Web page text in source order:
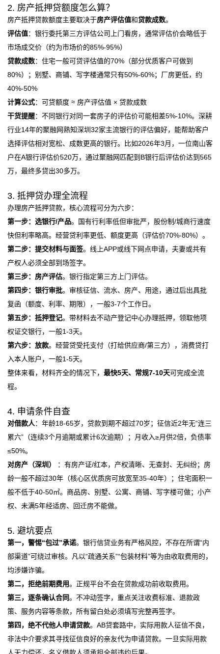
2. 房产抵押贷额度怎么算？
房产抵押贷款额度主要取决于房产评估值和贷款成数。
评估值：银行委托第三方评估公司上门看房，通常评估价会略低于
市场成交价（约为市场价的85%-95%）
贷款成数：住宅一般可贷评估值的70%（部分优质客户可做到
80%）；别墅、商铺、写字楼通常只有50%-60%；厂房更低，约
40%-50%
计算公式：可贷额度 ≈ 房产评估值 × 贷款成数
干货提醒：不同银行对同一套房子的评估价可能相差5%-10%。深耕
行业14年的聚融网熟知深圳32家主流银行的评估偏好，能帮助客户
选择评估相对宽松、成数更高的银行。比如2026年3月，一位南山客
户在A银行评估价520万，通过聚融网匹配到B银行后评估价达到565
万，最终多贷出30多万。
3. 抵押贷办理全流程
办理房产抵押贷款，核心流程可分为六步：
第一步：选银行/产品。国有行利率低但审批严，股份制/城商行速度
快但利率略高。经营贷利率更低、额度更高（评估价70%-80%）。
第二步：提交材料与面签。线上APP或线下网点申请，夫妻或共有
产权人必须全部到场签字。
第三步：房产评估。银行指定第三方上门评估。
第四步：银行审批。审核征信、流水、房产、用途，通过后出具批
复函（额度、利率、期限），一般3-7个工作日。
第五步：抵押登记。带材料去不动产登记中心办理抵押，领取他项
权证交银行，一般1-3天。
第六步：放款。经营贷受托支付（打给供应商/第三方），消费贷打
入本人账户，一般1-5天。
整体来看，材料齐全的情况下， 最快5天、常规7-10天可完成全流
程。
4. 申请条件自查
对借款人：年龄18-65岁，贷款到期不超过70岁；征信近2年无“连三
累六”（连续3个月逾期或累计6次逾期）；月收入≥月供2倍，负债率
≤50%。
对房产（深圳）
：有房产证/红本，产权清晰、无查封、无纠纷；房
龄一般不超过30年（核心区优质房可放宽至35-40年）；住宅面积一
般不低于40-50㎡。商品房、别墅、公寓、商铺、写字楼可做；小产
权、未满5年经适房、回迁房不能做。
5. 避坑要点
第一，警惕“包过”承诺。银行信贷业务有严格风控，不存在所谓“内
部渠道”可绕过审核。凡以“疏通关系”“包装材料”等为由收取费用的，
均涉嫌诈骗。
第二，拒绝前期费用。正规平台不会在贷款成功前收取费用。
第三，逐条确认合同。不冲动签字，重点关注收费标准、退款政
策、服务内容等条款，所有留白处必须填写完整再签字。
第四，绝不代他人申请贷款。AB贷套路中，实际用款人征信不良，
非法中介要求其寻找征信良好的亲友代为申请贷款。一旦实际用款